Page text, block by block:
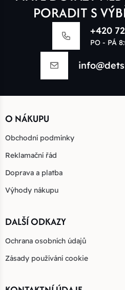
PORADIT S
+420
PO - PÁ
O NÁKUPU
Obchodní podmínky
Reklamační řád
Doprava a platba
Výhody nákupu
DALŠÍ ODKAZY
Ochrana osobních údajů
Zásady používání cookie